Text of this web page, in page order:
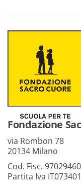
Fondazione
via Rombon 78
20134 Milano
Cod. Fisc.
Partita Iva